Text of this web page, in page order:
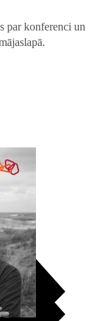
par konferenci un